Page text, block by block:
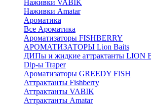
Наживки VABIK
Наживки Amatar
Ароматика
Все Ароматика
Ароматизаторы FISHBERRY
АРОМАТИЗАТОРЫ Lion Baits
ДИПы и жидкие аттрактанты LION
Dip-ы Traper
Ароматизаторы GREEDY FISH
Аттрактанты Fishberry
Аттрактанты VABIK
Аттрактанты Amatar